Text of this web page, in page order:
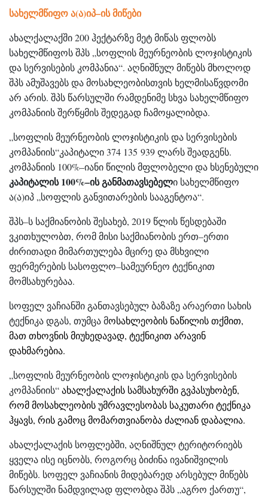
სახელმწიფო ა(ა)იპ–ის მიწები
ახალქალაქში 200 ჰექტარზე მეტ მიწას ფლობს
სახელმწიფოს შპს „სოფლის მეურნეობის ლოჯისტიკის
და სერვისების კომპანია“. აღნიშნულ მიწებს მხოლოდ
შპს ამუშავებს და მოსახლეობისთვის ხელმისაწვდომი
არ არის. შპს წარსულში რამდენიმე სხვა სახელმწიფო
კომპანიის შერწყმის შედეგად ჩამოყალიბდა.
„სოფლის მეურნეობის ლოჯისტიკის და სერვისების
კომპანიის“კაპიტალი 374 135 939 ლარს შეადგენს.
კომპანიის 100%–იანი წილის მფლობელი და ხსენებული
კაპიტალის 100%–ისგანმათავსებელი სახელმწიფო
ა(ა)იპ „სოფლის განვითარების სააგენტოა“.
შპს–ს საქმიანობის შესახებ, 2019 წლის წესდებაში
ვკითხულობთ, რომ მისი საქმიანობის ერთ–ერთი
ძირითადი მიმართულება მცირე და მსხვილი
ფერმერების სასოფლო–სამეურნეო ტექნიკით
მომსახურებაა.
სოფელ ვაჩიანში განთავსებულ ბაზაზე არაერთი სახის
ტექნიკა დგას, თუმცა მოსახლეობის ნაწილის თქმით,
მათ თხოვნის მიუხედავად, ტექნიკით არავინ
დახმარებია.
„სოფლის მეურნეობის ლოჯისტიკის და სერვისების
კომპანიის“ახალქალაქის სამსახურში გვპასუხობენ,
რომ მოსახლეობის უმრავლესობას საკუთარი ტექნიკა
ჰყავს, რის გამოც მომართვიანობა ძალიან დაბალია.
ახალქალაქის სოფლებში, აღნიშნულ ტერიტორიებს
ყველა ისე იცნობს, როგორც ბიძინა ივანიშვილის
მიწებს. სოფელ ვაჩიანის მიდებარედ არსებულ მიწებს
წარსულში ნამდვილად ფლობდა შპს „აგრო ქართუ“,